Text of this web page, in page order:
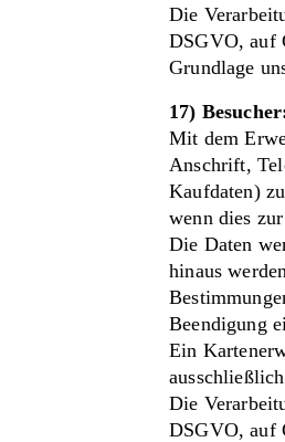
Die
DSGVO, auf
Grundlage
17)
Mit dem
Anschrift,
Kaufdaten)
wenn dies
Die Daten
hinaus
Beendigung
Ein
Die
DSGVO, auf